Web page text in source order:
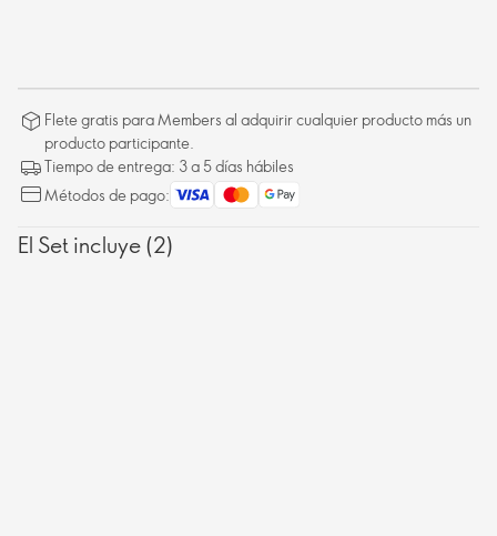
Flete gratis para Members al adquirir cualquier producto más un
producto participante.
Tiempo de entrega: 3 a 5 días hábiles
Métodos de pago:
El Set incluye (2)